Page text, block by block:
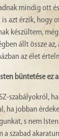
mindig ott
azt érzik, hogy
készültem,
állt össze
az élet
büntetése ez
szabályokról,
ha jobban
s nem
a szabad